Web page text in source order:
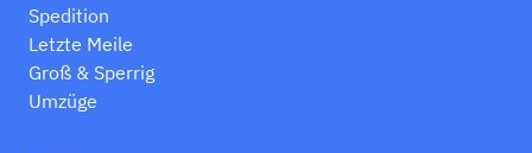
Spedition
Letzte Meile
Groß & Sperrig
Umzüge